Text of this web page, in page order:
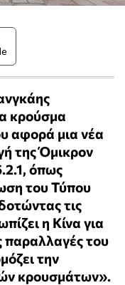
κρούσμα
αφορά μια νέα
της Όμικρον
όπως
του Τύπου
τις
η Κίνα για
παραλλαγές του
την
κρουσμάτων».